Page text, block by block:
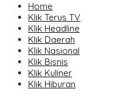
Home
Klik Terus TV
Klik Headline
Klik Daerah
Klik Nasional
Klik Bisnis
Klik Kuliner
Klik Hiburan